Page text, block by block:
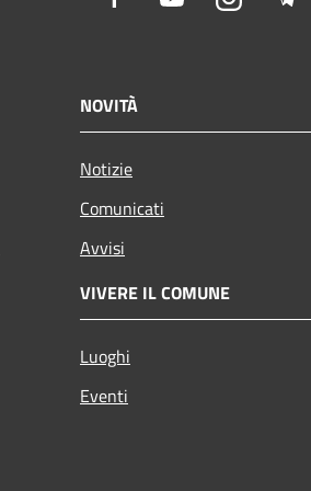
NOVITÀ
Notizie
Comunicati
Avvisi
VIVERE IL COMUNE
Luoghi
Eventi